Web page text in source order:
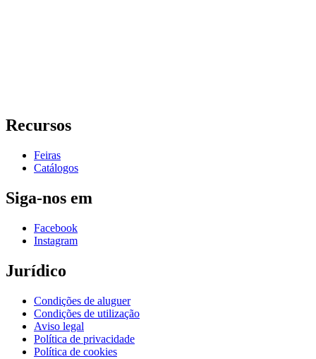
Recursos
Feiras
Catálogos
Siga-nos em
Facebook
Instagram
Jurídico
Condições de aluguer
Condições de utilização
Aviso legal
Política de privacidade
Política de cookies